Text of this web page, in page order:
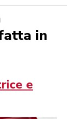
in
e